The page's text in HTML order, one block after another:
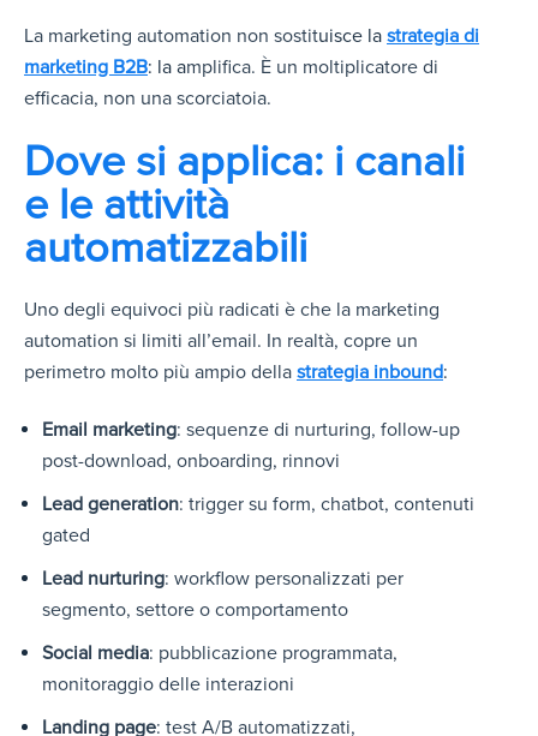
La marketing automation non sostituisce la strategia di
marketing B2B: la amplifica. È un moltiplicatore di
efficacia, non una scorciatoia.
Dove si applica: i canali
e le attività
automatizzabili
Uno degli equivoci più radicati è che la marketing
automation si limiti all’email. In realtà, copre un
perimetro molto più ampio della strategia inbound:
Email marketing: sequenze di nurturing, follow-up
post-download, onboarding, rinnovi
Lead generation: trigger su form, chatbot, contenuti
gated
Lead nurturing: workflow personalizzati per
segmento, settore o comportamento
Social media: pubblicazione programmata,
monitoraggio delle interazioni
Landing page: test A/B automatizzati,